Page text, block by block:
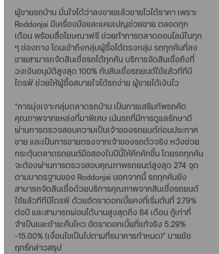
ผู้ขายรถบ้าน มั่นใจได้ว่าลงขายแล้วขายไวได้ราคา เพราะ
Roddonjai มีเครื่องมือและแคมเปญช่วยขาย ตลอดทุก
เดือน พร้อมสื่อโฆษณาฟรี ช่วยทำการตลาดออนไลน์ในทุก
ๆ ช่องทาง โดนเข้าถึงกลุ่มผู้ซื้อได้ตรงกลุ่ม รถทุกคันที่ลง
ขายสามารถจัดสินเชื่อรถได้ทุกคัน บริการจัดสินเชื่อถึงที่
วงเงินอนุมัติสูงสุด 100% กับสินเชื่อรถยนต์ใช้แล้วทีทีบี
ไดรฟ์ ช่วยให้ผู้ซื้อสบายใจได้รถง่าย ผู้ขายได้เงินไว
“การมุ่งเจาะกลุ่มตลาดรถบ้าน เป็นการเสริมทัพรถคัด
คุณภาพจากแหล่งที่มาพิเศษ เน้นรถที่มีการดูแลรักษาดี
ผ่านการตรวจสอบความเป็นเจ้าของรถยนต์ก่อนประกาศ
ขาย และเป็นการขายตรงจากเจ้าของรถตัวจริง หวังช่วย
กระตุ้นตลาดรถยนต์มือสองในปีนี้ให้คึกคักขึ้น โดยรถทุกคัน
จะต้องผ่านการตรวจสอบคุณภาพรถยนต์สูงสุด 274 จุด
ตามมาตรฐานของ Roddonjai นอกจากนี้ รถทุกคันยัง
สามารถจัดสินเชื่อด้วยบริการคุณภาพจากสินเชื่อรถยนต์
ใช้แล้วทีทีบีไดรฟ์ ด้วยอัตราดอกเบี้ยคงที่เริ่มต้นที่ 2.79%
ต่อปี และสามารถผ่อนได้นานสูงสุดถึง 84 เดือน กู้เท่าที่
จำเป็นและชำระคืนไหว อัตราดอกเบี้ยที่แท้จริง 5.29%
-15.00% (เงื่อนไขเป็นไปตามที่ธนาคารกำหนด)” นายชัช
ฤทธิ์กล่าวสรุป